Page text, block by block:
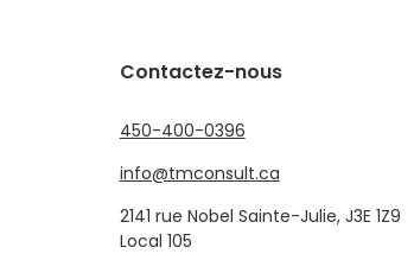
Contactez-nous
450-400-0396
info@tmconsult.ca
2141 rue Nobel Sainte-Julie, J3E 1Z9
Local 105